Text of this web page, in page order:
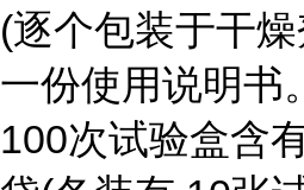
(逐个包装于干
一份使用说明书。
100次试验盒含